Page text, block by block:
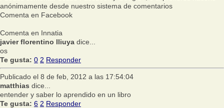
anónimamente desde nuestro sistema de comentarios
Comenta en Facebook
Comenta en Innatia
javier florentino lliuya dice...
os
Te gusta: 0 2 Responder
Publicado el 8 de feb, 2012 a las 17:54:04
matthias dice...
entender y saber lo aprendido en un libro
Te gusta: 6 2 Responder